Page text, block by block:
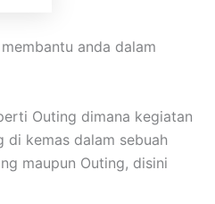
anda dalam
Outing dimana kegiatan
di kemas dalam sebuah
maupun Outing, disini